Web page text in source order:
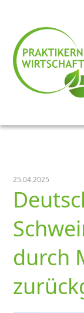
25.04.2025
durch